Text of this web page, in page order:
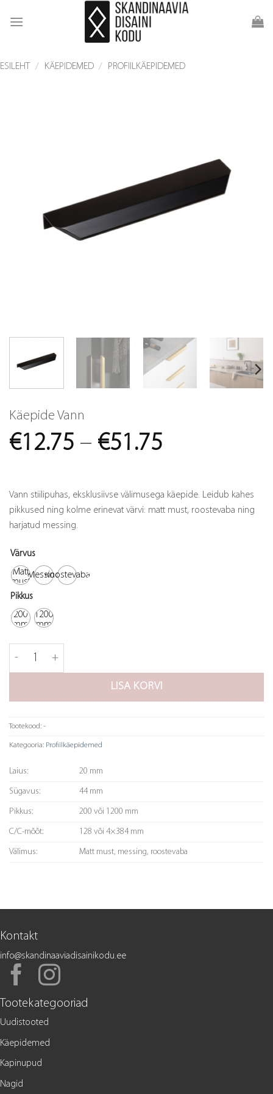
ESILEHT / KÄEPIDEMED / PROFIILKÄEPIDEMED
Käepide Vann
€12.75 – €51.75
€12.75
through
Vann stiilipuhas, eksklusiivse välimusega käepide. Leidub kahes
pikkused ning kolme erinevat värvi: matt must, roostevaba ning
harjatud messing.
Värvus
Matt
must
MessingRoostevaba
Pikkus
200
mm
1200
mm
Käepide Vann kogus
LISA KORVI
Tootekood: -
Kategooria: Profiilkäepidemed
Laius: 20 mm
Sügavus: 44 mm
Pikkus: 200 või 1200 mm
C/C-mõõt: 128 või 4×384 mm
Välimus: Matt must, messing, roostevaba
Kontakt
info@skandinaaviadisainikodu.ee
Tootekategooriad
Uudistooted
Käepidemed
Kapinupud
Nagid